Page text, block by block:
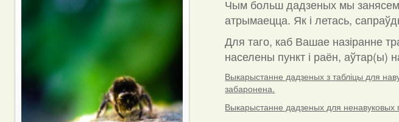
Чым больш дадзеных мы занясем
атрымаецца. Як і летась,
Для таго, каб Вашае назіранне
населены пункт і раён, аўтар(ы)
Выкарыстанне дадзеных з табліцы для
забаронена.
Выкарыстанне дадзеных для ненавуковых